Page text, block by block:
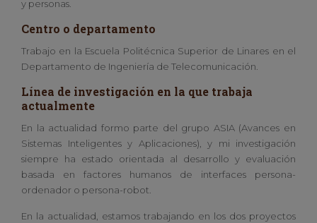
y personas.
Centro o departamento
Trabajo en la Escuela Politécnica Superior de Linares en el
Departamento de Ingeniería de Telecomunicación.
Línea de investigación en la que trabaja
actualmente
En la actualidad formo parte del grupo ASIA (Avances en
Sistemas Inteligentes y Aplicaciones), y mi investigación
siempre ha estado orientada al desarrollo y evaluación
basada en factores humanos de interfaces persona-
ordenador o persona-robot.
En la actualidad, estamos trabajando en los dos proyectos